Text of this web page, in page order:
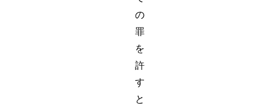
の
罪
を
許
す
と